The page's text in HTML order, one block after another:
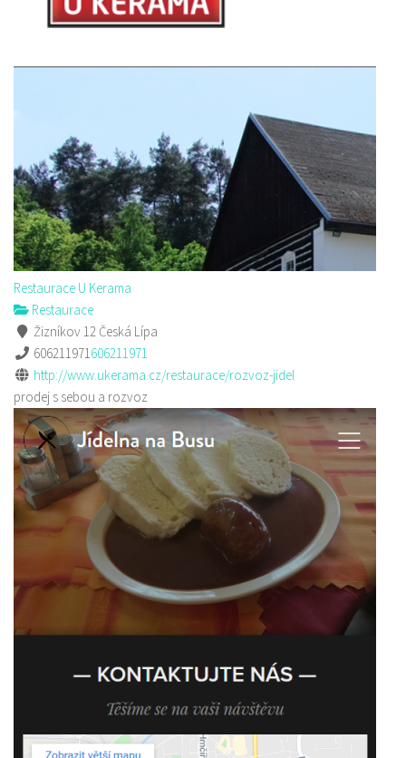
Restaurace U Kerama
Restaurace
Žizníkov 12 Česká Lípa
606211971606211971
http://www.ukerama.cz/restaurace/rozvoz-jidel
prodej s sebou a rozvoz